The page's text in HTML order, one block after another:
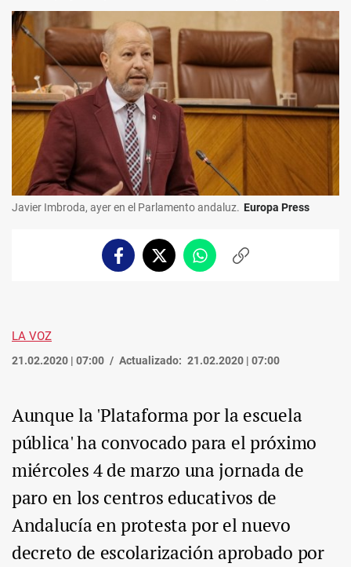
Javier Imbroda, ayer en el Parlamento andaluz. Europa Press
FacebookTwitterWhatsappCopiar
LA VOZ
21.02.2020 | 07:00 Actualizado: 21.02.2020 | 07:00
Aunque la 'Plataforma por la escuela
pública' ha convocado para el próximo
miércoles 4 de marzo una jornada de
paro en los centros educativos de
Andalucía en protesta por el nuevo
decreto de escolarización aprobado por